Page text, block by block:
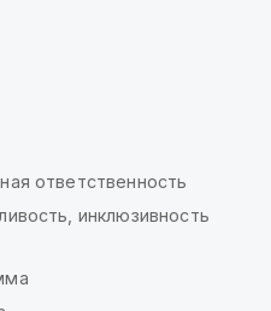
ответственность
инклюзивность